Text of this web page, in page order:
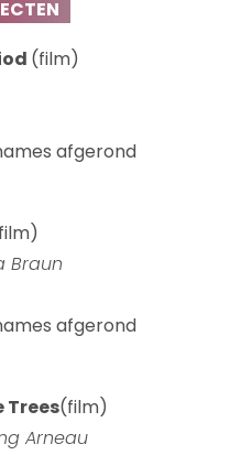
(film)
afgerond
Braun
afgerond
Trees(film)
Arneau